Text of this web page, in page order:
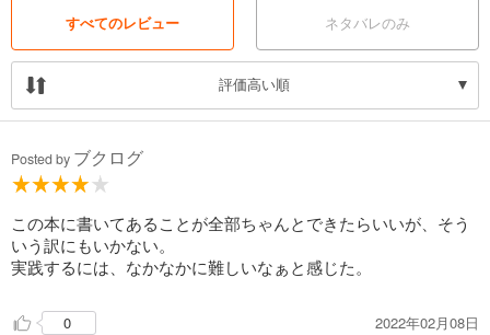
すべてのレビュー ネタバレのみ
評価高い順
Posted by ブクログ
この本に書いてあることが全部ちゃんとできたらいいが、そう
いう訳にもいかない。
実践するには、なかなかに難しいなぁと感じた。
0 2022年02月08日